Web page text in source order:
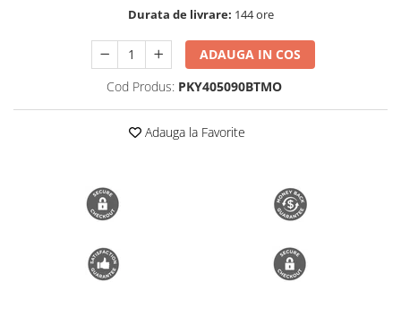
Trimmere si Fierastrae
Uscătoare de Păr
Durata de livrare: 144 ore
ADAUGA IN COS
Cod Produs: PKY405090BTMO
Adauga la Favorite